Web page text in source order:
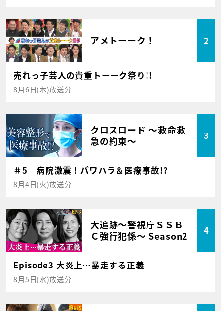
アメトーーク！ 2
売れっ子芸人の貴重トーーク祭り!!
8月6日(木)放送分
クロスロード ～救命救
急の約束～
3
＃5 病院激震！パワハラ＆医療事故!?
8月4日(火)放送分
大追跡～警視庁ＳＳＢ
Ｃ強行犯係～ Season2
4
Episode3 大炎上…暴走する正義
8月5日(水)放送分